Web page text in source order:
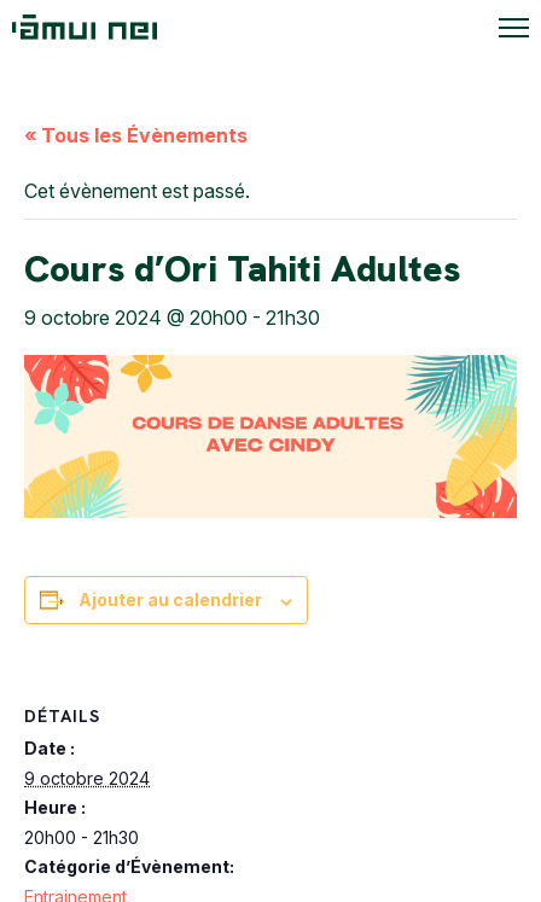
« Tous les Évènements
Cet évènement est passé.
Cours d’Ori Tahiti Adultes
9 octobre 2024 @ 20h00 - 21h30
Ajouter au calendrier
DÉTAILS
Date :
9 octobre 2024
Heure :
20h00 - 21h30
Catégorie d’Évènement:
Entrainement